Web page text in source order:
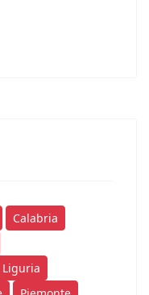
Calabria
Liguria